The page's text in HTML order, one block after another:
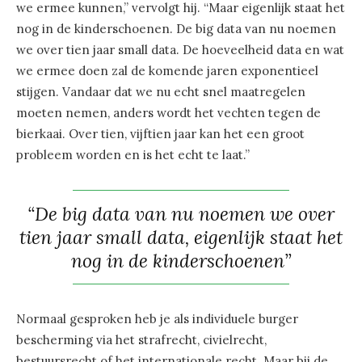
we ermee kunnen,” vervolgt hij. “Maar eigenlijk staat het
nog in de kinderschoenen. De big data van nu noemen
we over tien jaar small data. De hoeveelheid data en wat
we ermee doen zal de komende jaren exponentieel
stijgen. Vandaar dat we nu echt snel maatregelen
moeten nemen, anders wordt het vechten tegen de
bierkaai. Over tien, vijftien jaar kan het een groot
probleem worden en is het echt te laat.”
“De big data van nu noemen we over
tien jaar small data, eigenlijk staat het
nog in de kinderschoenen”
Normaal gesproken heb je als individuele burger
bescherming via het strafrecht, civielrecht,